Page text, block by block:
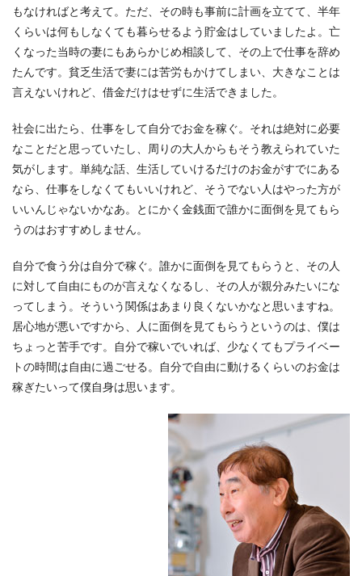
もなければと考えて。ただ、その時も事前に計画を立てて、半年
くらいは何もしなくても暮らせるよう貯金はしていましたよ。亡
くなった当時の妻にもあらかじめ相談して、その上で仕事を辞め
たんです。貧乏生活で妻には苦労もかけてしまい、大きなことは
言えないけれど、借金だけはせずに生活できました。
社会に出たら、仕事をして自分でお金を稼ぐ。それは絶対に必要
なことだと思っていたし、周りの大人からもそう教えられていた
気がします。単純な話、生活していけるだけのお金がすでにある
なら、仕事をしなくてもいいけれど、そうでない人はやった方が
いいんじゃないかなあ。とにかく金銭面で誰かに面倒を見てもら
うのはおすすめしません。
自分で食う分は自分で稼ぐ。誰かに面倒を見てもらうと、その人
に対して自由にものが言えなくなるし、その人が親分みたいにな
ってしまう。そういう関係はあまり良くないかなと思いますね。
居心地が悪いですから、人に面倒を見てもらうというのは、僕は
ちょっと苦手です。自分で稼いでいれば、少なくてもプライベー
トの時間は自由に過ごせる。自分で自由に動けるくらいのお金は
稼ぎたいって僕自身は思います。